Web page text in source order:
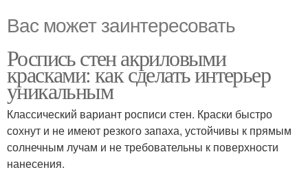
Вас может заинтересовать
Роспись стен акриловыми
красками: как сделать интерьер
уникальным
Классический вариант росписи стен. Краски быстро
сохнут и не имеют резкого запаха, устойчивы к прямым
солнечным лучам и не требовательны к поверхности
нанесения.